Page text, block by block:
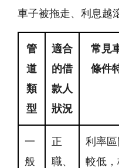
車子被拖走、利息越
管
道
類
型
適合
的借
款人
狀況
常見
條件
一
般
正
職、
利率區
較低